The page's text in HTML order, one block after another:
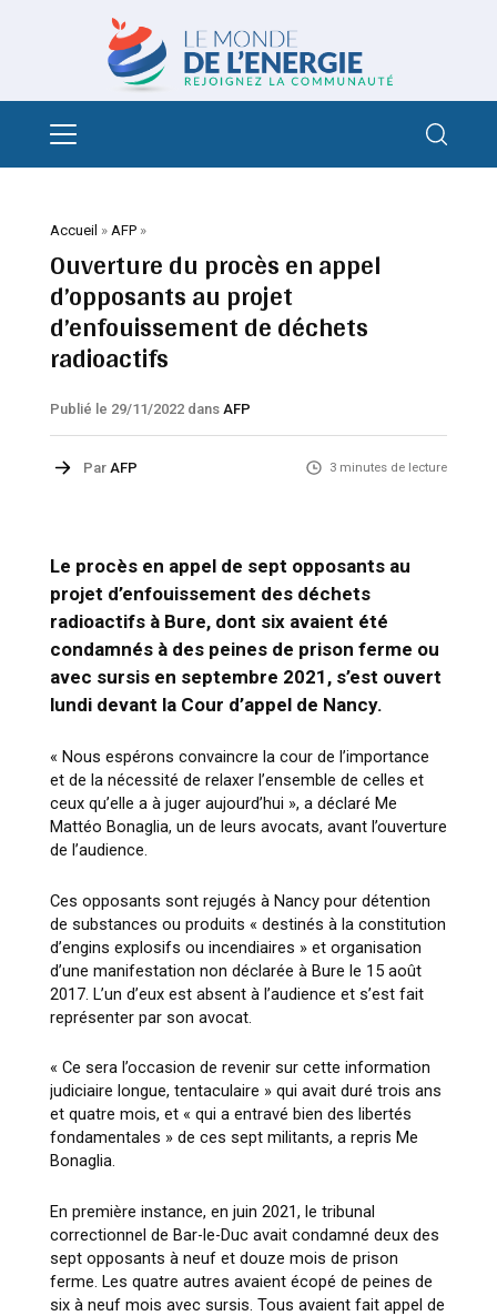
Accueil » AFP»
Ouverture du procès en appel
d’opposants au projet
d’enfouissement de déchets
radioactifs
Publié le 29/11/2022 dans AFP
Par AFP 3 minutes de lecture
Le procès en appel de sept opposants au
projet d’enfouissement des déchets
radioactifs à Bure, dont six avaient été
condamnés à des peines de prison ferme ou
avec sursis en septembre 2021, s’est ouvert
lundi devant la Cour d’appel de Nancy.
« Nous espérons convaincre la cour de l’importance
et de la nécessité de relaxer l’ensemble de celles et
ceux qu’elle a à juger aujourd’hui », a déclaré Me
Mattéo Bonaglia, un de leurs avocats, avant l’ouverture
de l’audience.
Ces opposants sont rejugés à Nancy pour détention
de substances ou produits « destinés à la constitution
d’engins explosifs ou incendiaires » et organisation
d’une manifestation non déclarée à Bure le 15 août
2017. L’un d’eux est absent à l’audience et s’est fait
représenter par son avocat.
« Ce sera l’occasion de revenir sur cette information
judiciaire longue, tentaculaire » qui avait duré trois ans
et quatre mois, et « qui a entravé bien des libertés
fondamentales » de ces sept militants, a repris Me
Bonaglia.
En première instance, en juin 2021, le tribunal
correctionnel de Bar-le-Duc avait condamné deux des
sept opposants à neuf et douze mois de prison
ferme. Les quatre autres avaient écopé de peines de
six à neuf mois avec sursis. Tous avaient fait appel de